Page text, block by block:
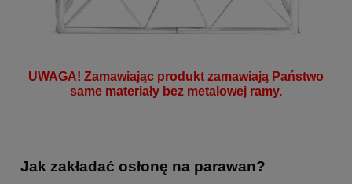
UWAGA! Zamawiając produkt zamawiają Państwo
same materiały bez metalowej ramy.
Jak zakładać osłonę na parawan?